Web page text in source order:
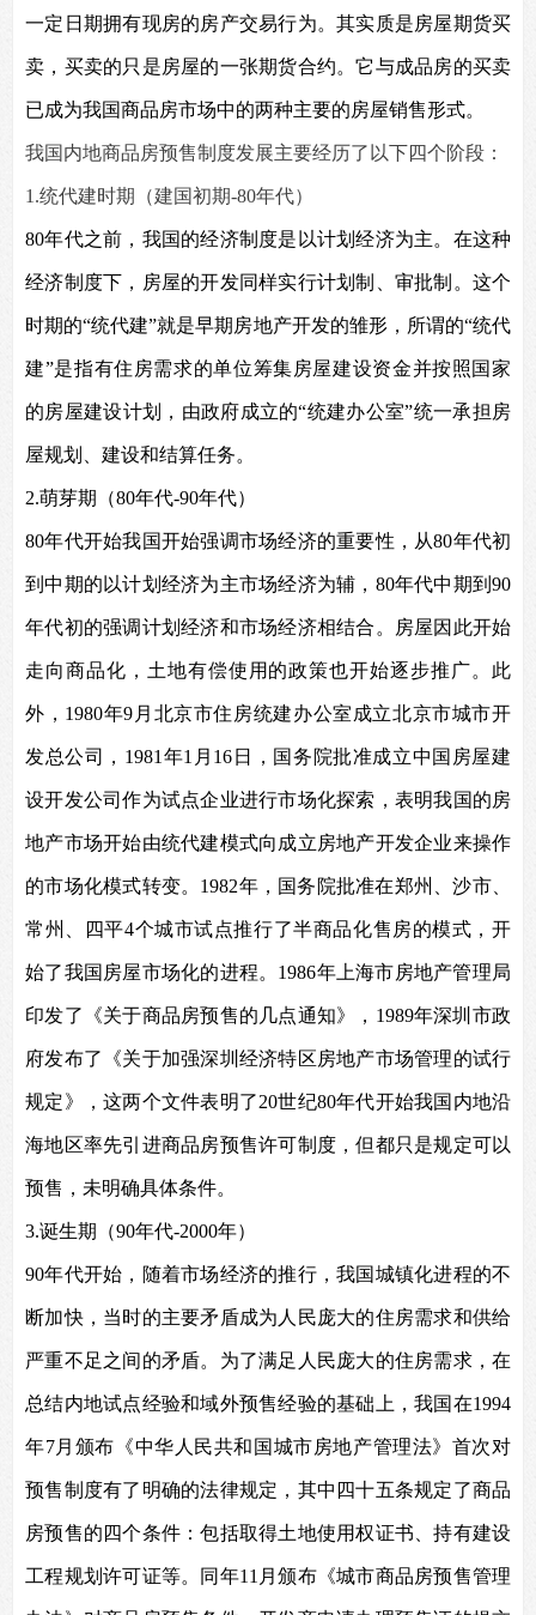
一定日期拥有现房的房产交易行为。其实质是房屋期货买
卖，买卖的只是房屋的一张期货合约。它与成品房的买卖
已成为我国商品房市场中的两种主要的房屋销售形式。
我国内地商品房预售制度发展主要经历了以下四个阶段：
1.统代建时期（建国初期-80年代）
80年代之前，我国的经济制度是以计划经济为主。在这种
经济制度下，房屋的开发同样实行计划制、审批制。这个
时期的“统代建”就是早期房地产开发的雏形，所谓的“统代
建”是指有住房需求的单位筹集房屋建设资金并按照国家
的房屋建设计划，由政府成立的“统建办公室”统一承担房
屋规划、建设和结算任务。
2.萌芽期（80年代-90年代）
80年代开始我国开始强调市场经济的重要性，从80年代初
到中期的以计划经济为主市场经济为辅，80年代中期到90
年代初的强调计划经济和市场经济相结合。房屋因此开始
走向商品化，土地有偿使用的政策也开始逐步推广。此
外，1980年9月北京市住房统建办公室成立北京市城市开
发总公司，1981年1月16日，国务院批准成立中国房屋建
设开发公司作为试点企业进行市场化探索，表明我国的房
地产市场开始由统代建模式向成立房地产开发企业来操作
的市场化模式转变。1982年，国务院批准在郑州、沙市、
常州、四平4个城市试点推行了半商品化售房的模式，开
始了我国房屋市场化的进程。1986年上海市房地产管理局
印发了《关于商品房预售的几点通知》，1989年深圳市政
府发布了《关于加强深圳经济特区房地产市场管理的试行
规定》，这两个文件表明了20世纪80年代开始我国内地沿
海地区率先引进商品房预售许可制度，但都只是规定可以
预售，未明确具体条件。
3.诞生期（90年代-2000年）
90年代开始，随着市场经济的推行，我国城镇化进程的不
断加快，当时的主要矛盾成为人民庞大的住房需求和供给
严重不足之间的矛盾。为了满足人民庞大的住房需求，在
总结内地试点经验和域外预售经验的基础上，我国在1994
年7月颁布《中华人民共和国城市房地产管理法》首次对
预售制度有了明确的法律规定，其中四十五条规定了商品
房预售的四个条件：包括取得土地使用权证书、持有建设
工程规划许可证等。同年11月颁布《城市商品房预售管理